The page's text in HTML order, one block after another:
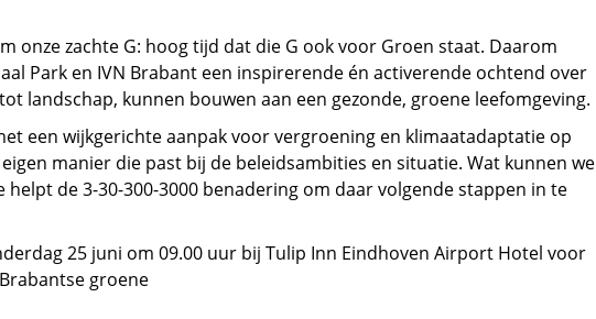
onze zachte G: hoog tijd dat die G ook voor Groen staat. Daarom
Park en IVN Brabant een inspirerende én activerende ochtend over
landschap, kunnen bouwen aan een gezonde, groene leefomgeving.
een wijkgerichte aanpak voor vergroening en klimaatadaptatie op
manier die past bij de beleidsambities en situatie. Wat kunnen we
helpt de 3-30-300-3000 benadering om daar volgende stappen in te
25 juni om 09.00 uur bij Tulip Inn Eindhoven Airport Hotel voor
groene